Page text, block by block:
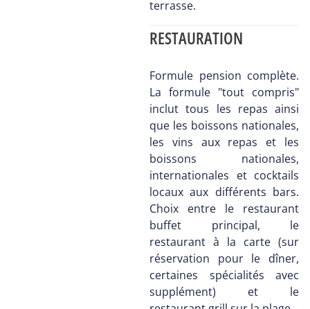
terrasse.
RESTAURATION
Formule pension complète.
La formule "tout compris"
inclut tous les repas ainsi
que les boissons nationales,
les vins aux repas et les
boissons nationales,
internationales et cocktails
locaux aux différents bars.
Choix entre le restaurant
buffet principal, le
restaurant à la carte (sur
réservation pour le dîner,
certaines spécialités avec
supplément) et le